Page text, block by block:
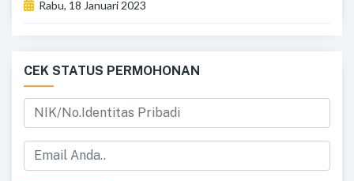
Rabu, 18 Januari 2023
CEK STATUS PERMOHONAN